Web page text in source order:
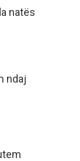
natës
ndaj